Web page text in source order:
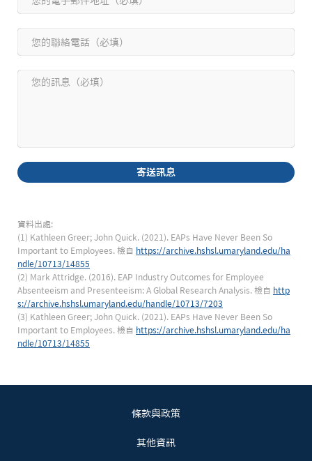
寄送訊息
資料出處:
(1) Kathleen Greer; John Quick. (2021). EAPs Have Never Been So
Important to Employees. 檢自 https://archive.hshsl.umaryland.edu/ha
ndle/10713/14855
(2) Mark Attridge. (2016). EAP Industry Outcomes for Employee
Absenteeism and Presenteeism: A Global Research Analysis. 檢自 http
s://archive.hshsl.umaryland.edu/handle/10713/7203
(3) Kathleen Greer; John Quick. (2021). EAPs Have Never Been So
Important to Employees. 檢自 https://archive.hshsl.umaryland.edu/ha
ndle/10713/14855
條款與政策
其他資訊